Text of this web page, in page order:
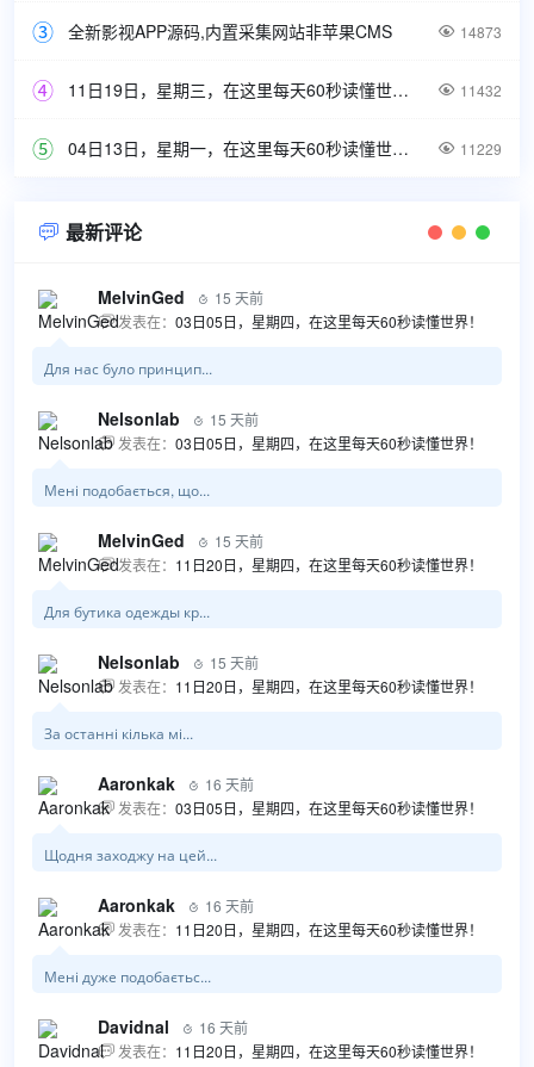
全新影视APP源码,内置采集网站非苹果CMS  14873
11日19日，星期三，在这里每天60秒读懂世界！  11432
04日13日，星期一，在这里每天60秒读懂世界！  11229
 最新评论
MelvinGed  15 天前
 发表在： 03日05日，星期四，在这里每天60秒读懂世界！
Для нас було принцип...
Nelsonlab  15 天前
 发表在： 03日05日，星期四，在这里每天60秒读懂世界！
Мені подобається, що...
MelvinGed  15 天前
 发表在： 11日20日，星期四，在这里每天60秒读懂世界！
Для бутика одежды кр...
Nelsonlab  15 天前
 发表在： 11日20日，星期四，在这里每天60秒读懂世界！
За останні кілька мі...
Aaronkak  16 天前
 发表在： 03日05日，星期四，在这里每天60秒读懂世界！
Щодня заходжу на цей...
Aaronkak  16 天前
 发表在： 11日20日，星期四，在这里每天60秒读懂世界！
Мені дуже подобаєтьс...
Davidnal  16 天前
 发表在： 11日20日，星期四，在这里每天60秒读懂世界！